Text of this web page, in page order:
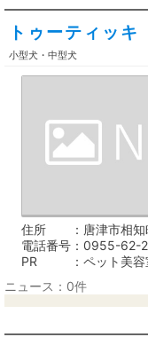
トゥーティッ
小型犬・中型犬
住所
唐津市相
電話番号
0955-62-
PR
ペット美容
ニュース：0件